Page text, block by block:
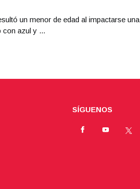
un menor de edad al impactarse una
con azul y ...
SÍGUENOS